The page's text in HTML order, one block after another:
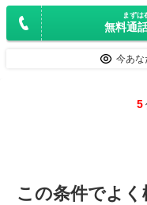
まずは
無料通
今あな
5
この条件でよく